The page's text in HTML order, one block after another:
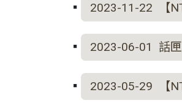
2023-11-22 【
2023-06-01 話
2023-05-29 【